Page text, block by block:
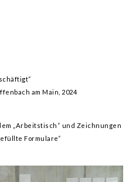
am Main, 2024
„Arbeitstisch“ und Zeichnungen
Formulare“